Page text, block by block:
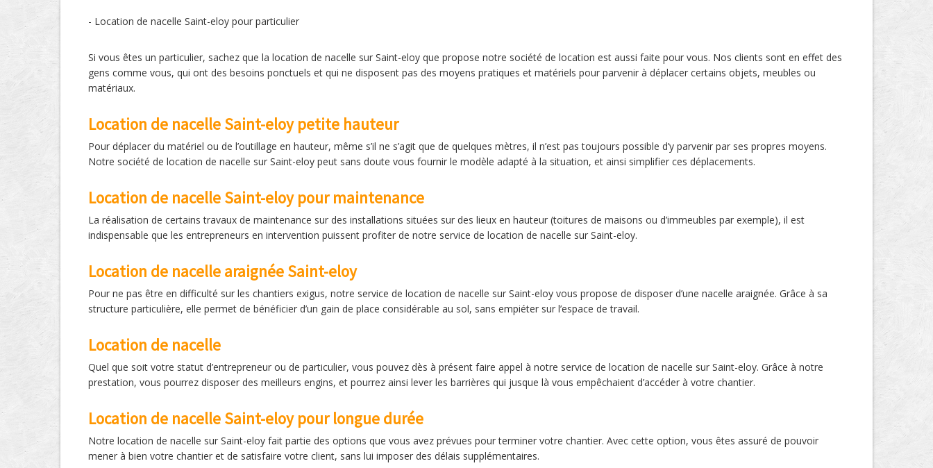
- Location de nacelle Saint-eloy pour particulier
Si vous êtes un particulier, sachez que la location de nacelle sur Saint-eloy que propose notre société de location est aussi faite pour vous. Nos clients sont en effet des
gens comme vous, qui ont des besoins ponctuels et qui ne disposent pas des moyens pratiques et matériels pour parvenir à déplacer certains objets, meubles ou
matériaux.
Location de nacelle Saint-eloy petite hauteur
Pour déplacer du matériel ou de l’outillage en hauteur, même s’il ne s’agit que de quelques mètres, il n’est pas toujours possible d’y parvenir par ses propres moyens.
Notre société de location de nacelle sur Saint-eloy peut sans doute vous fournir le modèle adapté à la situation, et ainsi simplifier ces déplacements.
Location de nacelle Saint-eloy pour maintenance
La réalisation de certains travaux de maintenance sur des installations situées sur des lieux en hauteur (toitures de maisons ou d’immeubles par exemple), il est
indispensable que les entrepreneurs en intervention puissent profiter de notre service de location de nacelle sur Saint-eloy.
Location de nacelle araignée Saint-eloy
Pour ne pas être en difficulté sur les chantiers exigus, notre service de location de nacelle sur Saint-eloy vous propose de disposer d’une nacelle araignée. Grâce à sa
structure particulière, elle permet de bénéficier d’un gain de place considérable au sol, sans empiéter sur l’espace de travail.
Location de nacelle
Quel que soit votre statut d’entrepreneur ou de particulier, vous pouvez dès à présent faire appel à notre service de location de nacelle sur Saint-eloy. Grâce à notre
prestation, vous pourrez disposer des meilleurs engins, et pourrez ainsi lever les barrières qui jusque là vous empêchaient d’accéder à votre chantier.
Location de nacelle Saint-eloy pour longue durée
Notre location de nacelle sur Saint-eloy fait partie des options que vous avez prévues pour terminer votre chantier. Avec cette option, vous êtes assuré de pouvoir
mener à bien votre chantier et de satisfaire votre client, sans lui imposer des délais supplémentaires.